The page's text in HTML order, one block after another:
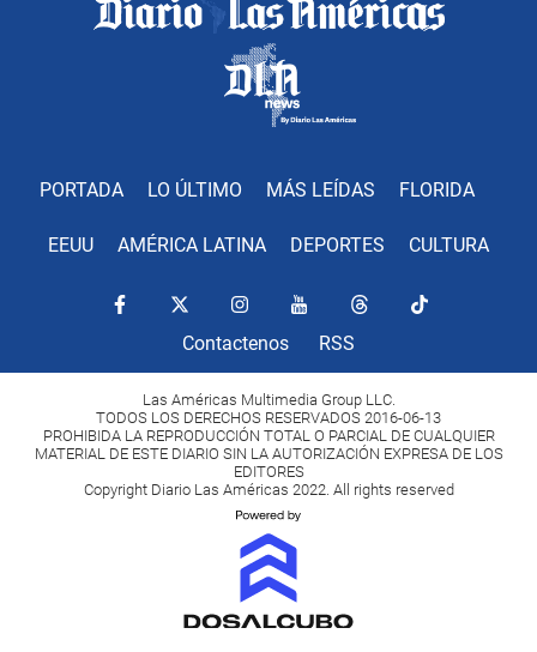
PORTADA LO ÚLTIMO MÁS LEÍDAS FLORIDA
EEUU AMÉRICA LATINA DEPORTES CULTURA
Contactenos RSS
Las Américas Multimedia Group LLC.
TODOS LOS DERECHOS RESERVADOS 2016-06-13
PROHIBIDA LA REPRODUCCIÓN TOTAL O PARCIAL DE CUALQUIER
MATERIAL DE ESTE DIARIO SIN LA AUTORIZACIÓN EXPRESA DE LOS
EDITORES
Copyright Diario Las Américas 2022. All rights reserved